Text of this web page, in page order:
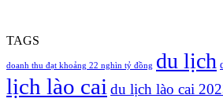
TAGS
doanh thu đạt khoảng 22 nghìn tỷ đồng du lịch
lịch lào cai du lịch lào cai